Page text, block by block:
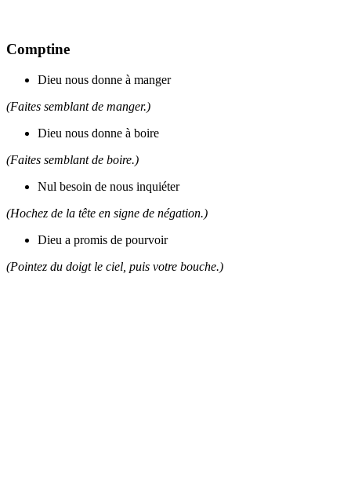
Comptine
Dieu nous donne à manger
(Faites semblant de manger.)
Dieu nous donne à boire
(Faites semblant de boire.)
Nul besoin de nous inquiéter
(Hochez de la tête en signe de négation.)
Dieu a promis de pourvoir
(Pointez du doigt le ciel, puis votre bouche.)